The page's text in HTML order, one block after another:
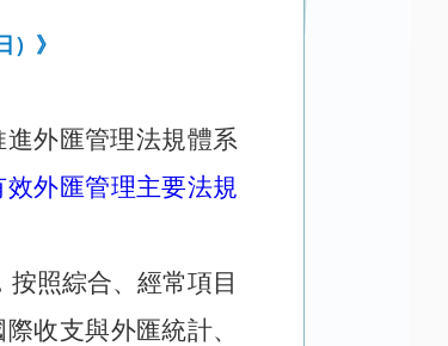
）》
外匯管理法規體系
效外匯管理主要法規
按照綜合、經常項目
收支與外匯統計、